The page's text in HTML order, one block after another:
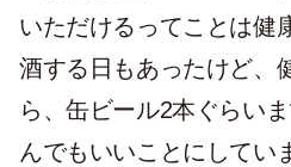
いただけるってことは健
酒する日もあったけど、
ら、缶ビール2本ぐらい
んでもいいことにしてい